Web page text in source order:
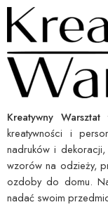
Kreatywny Warsztat
kreatywności i
nadruków i dekoracji,
wzorów na odzieży,
ozdoby do domu.
nadać swoim